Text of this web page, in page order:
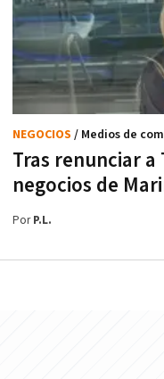
Tras renunciar
negocios de
NEGOCIOS / Medios de
PorP.L.